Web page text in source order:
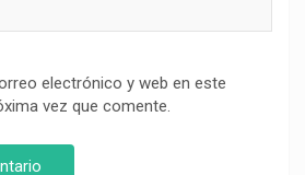
electrónico y web en este
vez que comente.